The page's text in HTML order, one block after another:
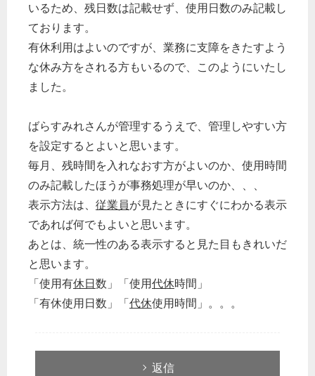
いるため、残日数は記載せず、使用日数のみ記載し
ております。
有休利用はよいのですが、業務に支障をきたすよう
な休み方をされる方もいるので、このようにいたし
ました。
ばらすみれさんが管理するうえで、管理しやすい方
を設定するとよいと思います。
毎月、残時間を入れなおす方がよいのか、使用時間
のみ記載したほうが事務処理が早いのか、、、
表示方法は、 従業員が見たときにすぐにわかる表示
であれば何でもよいと思います。
あとは、統一性のある表示すると見た目もきれいだ
と思います。
「使用有休日数」「使用代休時間」
「有休使用日数」「代休使用時間」。。。
返信